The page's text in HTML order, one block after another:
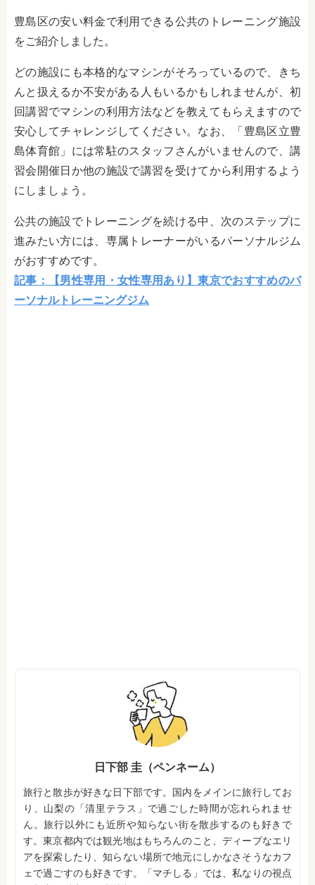
豊島区の安い料金で利用できる公共のトレーニング施設
をご紹介しました。
どの施設にも本格的なマシンがそろっているので、きち
んと扱えるか不安がある人もいるかもしれませんが、初
回講習でマシンの利用方法などを教えてもらえますので
安心してチャレンジしてください。なお、「豊島区立豊
島体育館」には常駐のスタッフさんがいませんので、講
習会開催日か他の施設で講習を受けてから利用するよう
にしましょう。
公共の施設でトレーニングを続ける中、次のステップに
進みたい方には、専属トレーナーがいるパーソナルジム
がおすすめです。
記事：【男性専用・女性専用あり】東京でおすすめのパ
ーソナルトレーニングジム
日下部 圭（ペンネーム）
旅行と散歩が好きな日下部です。国内をメインに旅行してお
り、山梨の「清里テラス」で過ごした時間が忘れられませ
ん。旅行以外にも近所や知らない街を散歩するのも好きで
す。東京都内では観光地はもちろんのこと、ディープなエリ
アを探索したり、知らない場所で地元にしかなさそうなカフ
ェで過ごすのも好きです。「マチしる」では、私なりの視点